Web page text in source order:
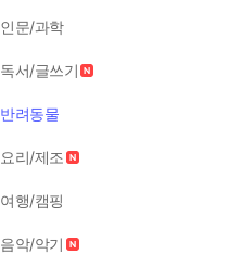
인문/과학
독서/글쓰기
반려동물
요리/제조
여행/캠핑
음악/악기